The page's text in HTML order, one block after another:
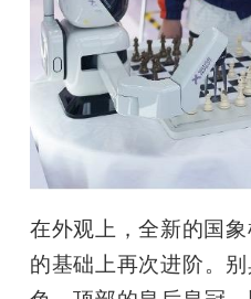
在外观上，全新的国
的基础上再次进阶。